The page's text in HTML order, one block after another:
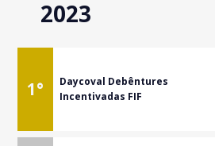
2023
1°
Daycoval Debêntures
Incentivadas FIF